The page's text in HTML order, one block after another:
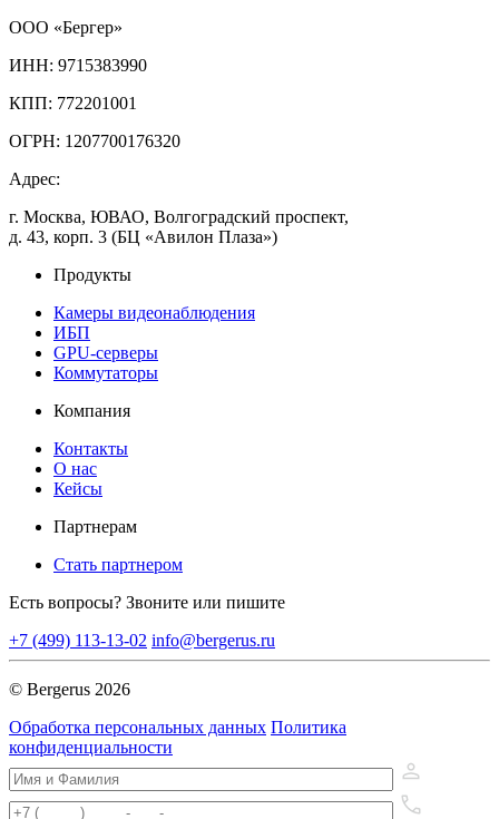
ООО «Бергер»
ИНН: 9715383990
КПП: 772201001
ОГРН: 1207700176320
Адрес:
г. Москва, ЮВАО, Волгоградский проспект,
д. 43, корп. 3 (БЦ «Авилон Плаза»)
Продукты
Камеры видеонаблюдения
ИБП
GPU-серверы
Коммутаторы
Компания
Контакты
О нас
Кейсы
Партнерам
Стать партнером
Есть вопросы? Звоните или пишите
+7 (499) 113-13-02 info@bergerus.ru
© Bergerus 2026
Обработка персональных данных Политика
конфиденциальности